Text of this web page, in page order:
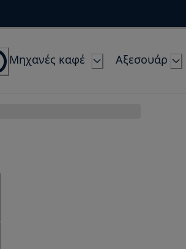
Μηχανές καφέ Αξεσουάρ